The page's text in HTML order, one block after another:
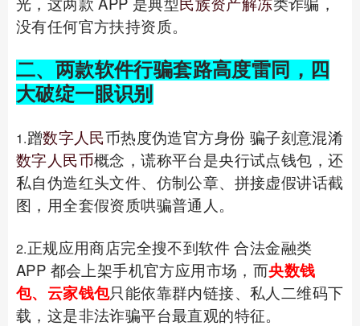
没有任何官方扶持资质。
二、两款软件行骗套路高度雷同，四
大破绽一眼识别
1.蹭数字人民币热度伪造官方身份 骗子刻意混淆
数字人民币概念，谎称平台是央行试点钱包，还
私自伪造红头文件、仿制公章、拼接虚假讲话截
图，用全套假资质哄骗普通人。
2.正规应用商店完全搜不到软件 合法金融类
APP 都会上架手机官方应用市场，而央数钱
包、云家钱包只能依靠群内链接、私人二维码下
载，这是非法诈骗平台最直观的特征。